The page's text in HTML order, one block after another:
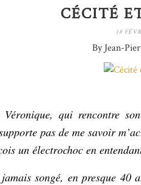
CÉCITÉ
18
By Jean-
qui rencontre
pas de me savoir
un électrochoc en
jamais songé, en presque